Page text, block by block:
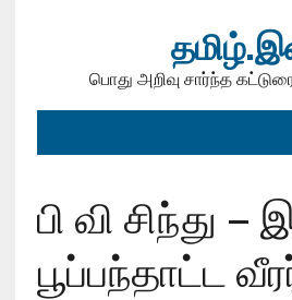
பொது அறிவு சார்ந்த
பி வி சிந்து –
பூப்பந்தாட்ட